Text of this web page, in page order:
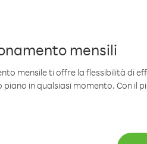
mensili
mensile ti offre la flessibilità di
piano in qualsiasi momento. Con il